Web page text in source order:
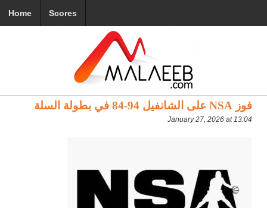
Home Scores
فوز NSA على الشانفيل 94-84 في بطولة السلة
January 27, 2026 at 13:04